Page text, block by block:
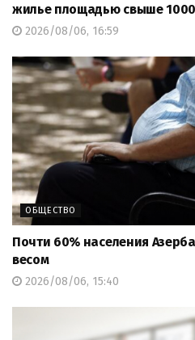
жилье площадью свыше
2026/08/06, 16:59
ОБЩЕСТВО
Почти 60% населения
весом
2026/08/06, 15:40